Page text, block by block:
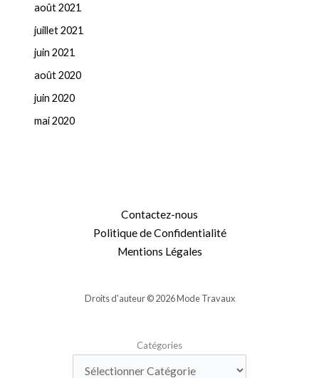
août 2021
juillet 2021
juin 2021
août 2020
juin 2020
mai 2020
Contactez-nous
Politique de Confidentialité
Mentions Légales
Droits d'auteur © 2026 Mode Travaux
Catégories